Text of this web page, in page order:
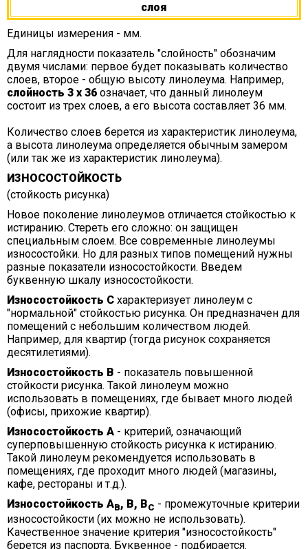
слоя
Единицы измерения - мм.
Для наглядности показатель "слойность" обозначим
двумя числами: первое будет показывать количество
слоев, второе - общую высоту линолеума. Например,
слойность 3 х 36 означает, что данный линолеум
состоит из трех слоев, а его высота составляет 36 мм.
Количество слоев берется из характеристик линолеума,
а высота линолеума определяется обычным замером
(или так же из характеристик линолеума).
ИЗНОСОСТОЙКОСТЬ
(стойкость рисунка)
Новое поколение линолеумов отличается стойкостью к
истиранию. Стереть его сложно: он защищен
специальным слоем. Все современные линолеумы
износостойки. Но для разных типов помещений нужны
разные показатели износостойкости. Введем
буквенную шкалу износостойкости.
Износостойкость С характеризует линолеум с
"нормальной" стойкостью рисунка. Он предназначен для
помещений с небольшим количеством людей.
Например, для квартир (тогда рисунок сохраняется
десятилетиями).
Износостойкость В - показатель повышенной
стойкости рисунка. Такой линолеум можно
использовать в помещениях, где бывает много людей
(офисы, прихожие квартир).
Износостойкость А - критерий, означающий
суперповышенную стойкость рисунка к истиранию.
Такой линолеум рекомендуется использовать в
помещениях, где проходит много людей (магазины,
кафе, рестораны и т.д.).
Износостойкость АВ, В, ВС - промежуточные критерии
износостойкости (их можно не использовать).
Качественное значение критерия "износостойкость"
берется из паспорта. Буквенное - подбирается.